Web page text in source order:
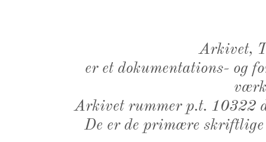
Arkivet,
er et dokumentations- og
Arkivet rummer p.t. 10322
De er de primære